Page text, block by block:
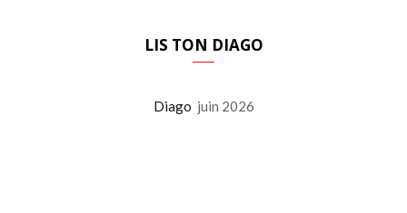
LIS TON DIAGO
Diago juin 2026